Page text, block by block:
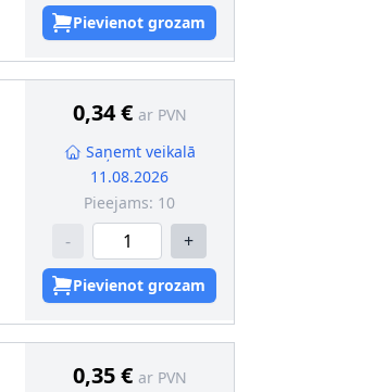
Pievienot grozam
0,34 € ar PVN
Saņemt veikalā
11.08.2026
Pieejams: 10
- +
Pievienot grozam
0,35 € ar PVN